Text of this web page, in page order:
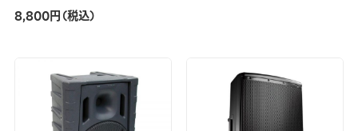
8,800円（税込）